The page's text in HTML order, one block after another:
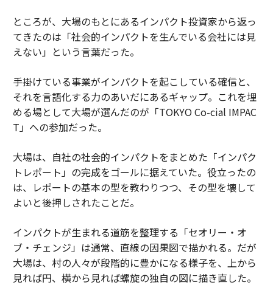
ところが、大場のもとにあるインパクト投資家から返っ
てきたのは「社会的インパクトを生んでいる会社には見
えない」という言葉だった。
手掛けている事業がインパクトを起こしている確信と、
それを言語化する力のあいだにあるギャップ。これを埋
める場として大場が選んだのが「TOKYO Co-cial IMPAC
T」への参加だった。
大場は、自社の社会的インパクトをまとめた「インパク
トレポート」の完成をゴールに据えていた。役立ったの
は、レポートの基本の型を教わりつつ、その型を壊して
よいと後押しされたことだ。
インパクトが生まれる道筋を整理する「セオリー・オ
ブ・チェンジ」は通常、直線の因果図で描かれる。だが
大場は、村の人々が段階的に豊かになる様子を、上から
見れば円、横から見れば螺旋の独自の図に描き直した。